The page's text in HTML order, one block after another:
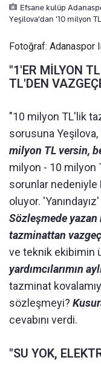
Efsane kulüp
Yeşilova'dan '10 milyon
Fotoğraf: Adanaspor
"1'ER MİLYON
TL'DEN
"10 milyon TL'lik
sorusuna Yeşilova,
milyon TL versin,
milyon - 10 milyon
sorunlar nedeniyle
oluyor.
Sözleşmede
tazminattan
ve teknik ekibimin
yardımcılarımın
tazminat
sözleşmeyi?
cevabını verdi.
"SU YOK,